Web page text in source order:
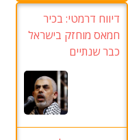
דיווח דרמטי: בכיר
חמאס מוחזק בישראל
כבר שנתיים